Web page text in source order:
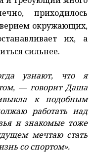
приходилось
окружающих,
их, а
сильнее.
узнают, что я
— говорит Даша
к подобным
работать над
и знакомые тоже
мечтаю стать
со спортом».